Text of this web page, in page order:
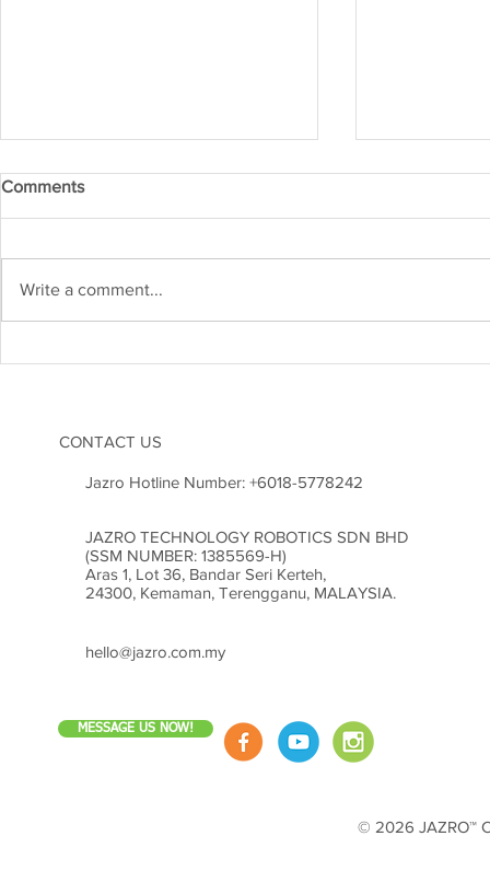
Comments
Write a comment...
CONTACT US
Jazro Hotline Number: +6018-5778242
JAZRO TECHNOLOGY ROBOTICS SDN BHD
(SSM NUMBER: 1385569-H)
Aras 1, Lot 36, Bandar Seri Kerteh,
24300, Kemaman, Terengganu, MALAYSIA.
hello@jazro.com.my
MESSAGE US NOW!
© 2026 JAZRO™